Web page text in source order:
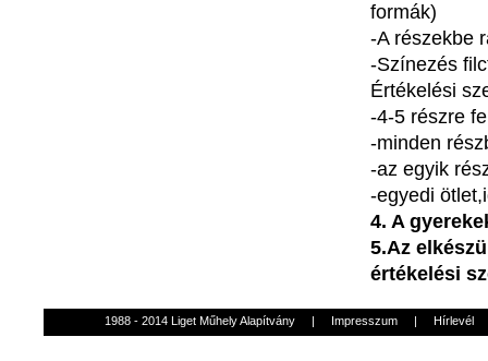
formák)
-A részekbe
-Színezés
Értékelési
-4-5 részre
-minden
-az egyik
-egyedi ötlet,
4. A
5.Az
értékelési
1988 - 2014 Liget Műhely Alapítvány | Impresszum | Hírlevél